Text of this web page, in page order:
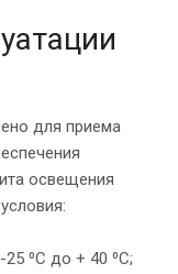
для приема
освещения
⁰С до + 40 ⁰С;